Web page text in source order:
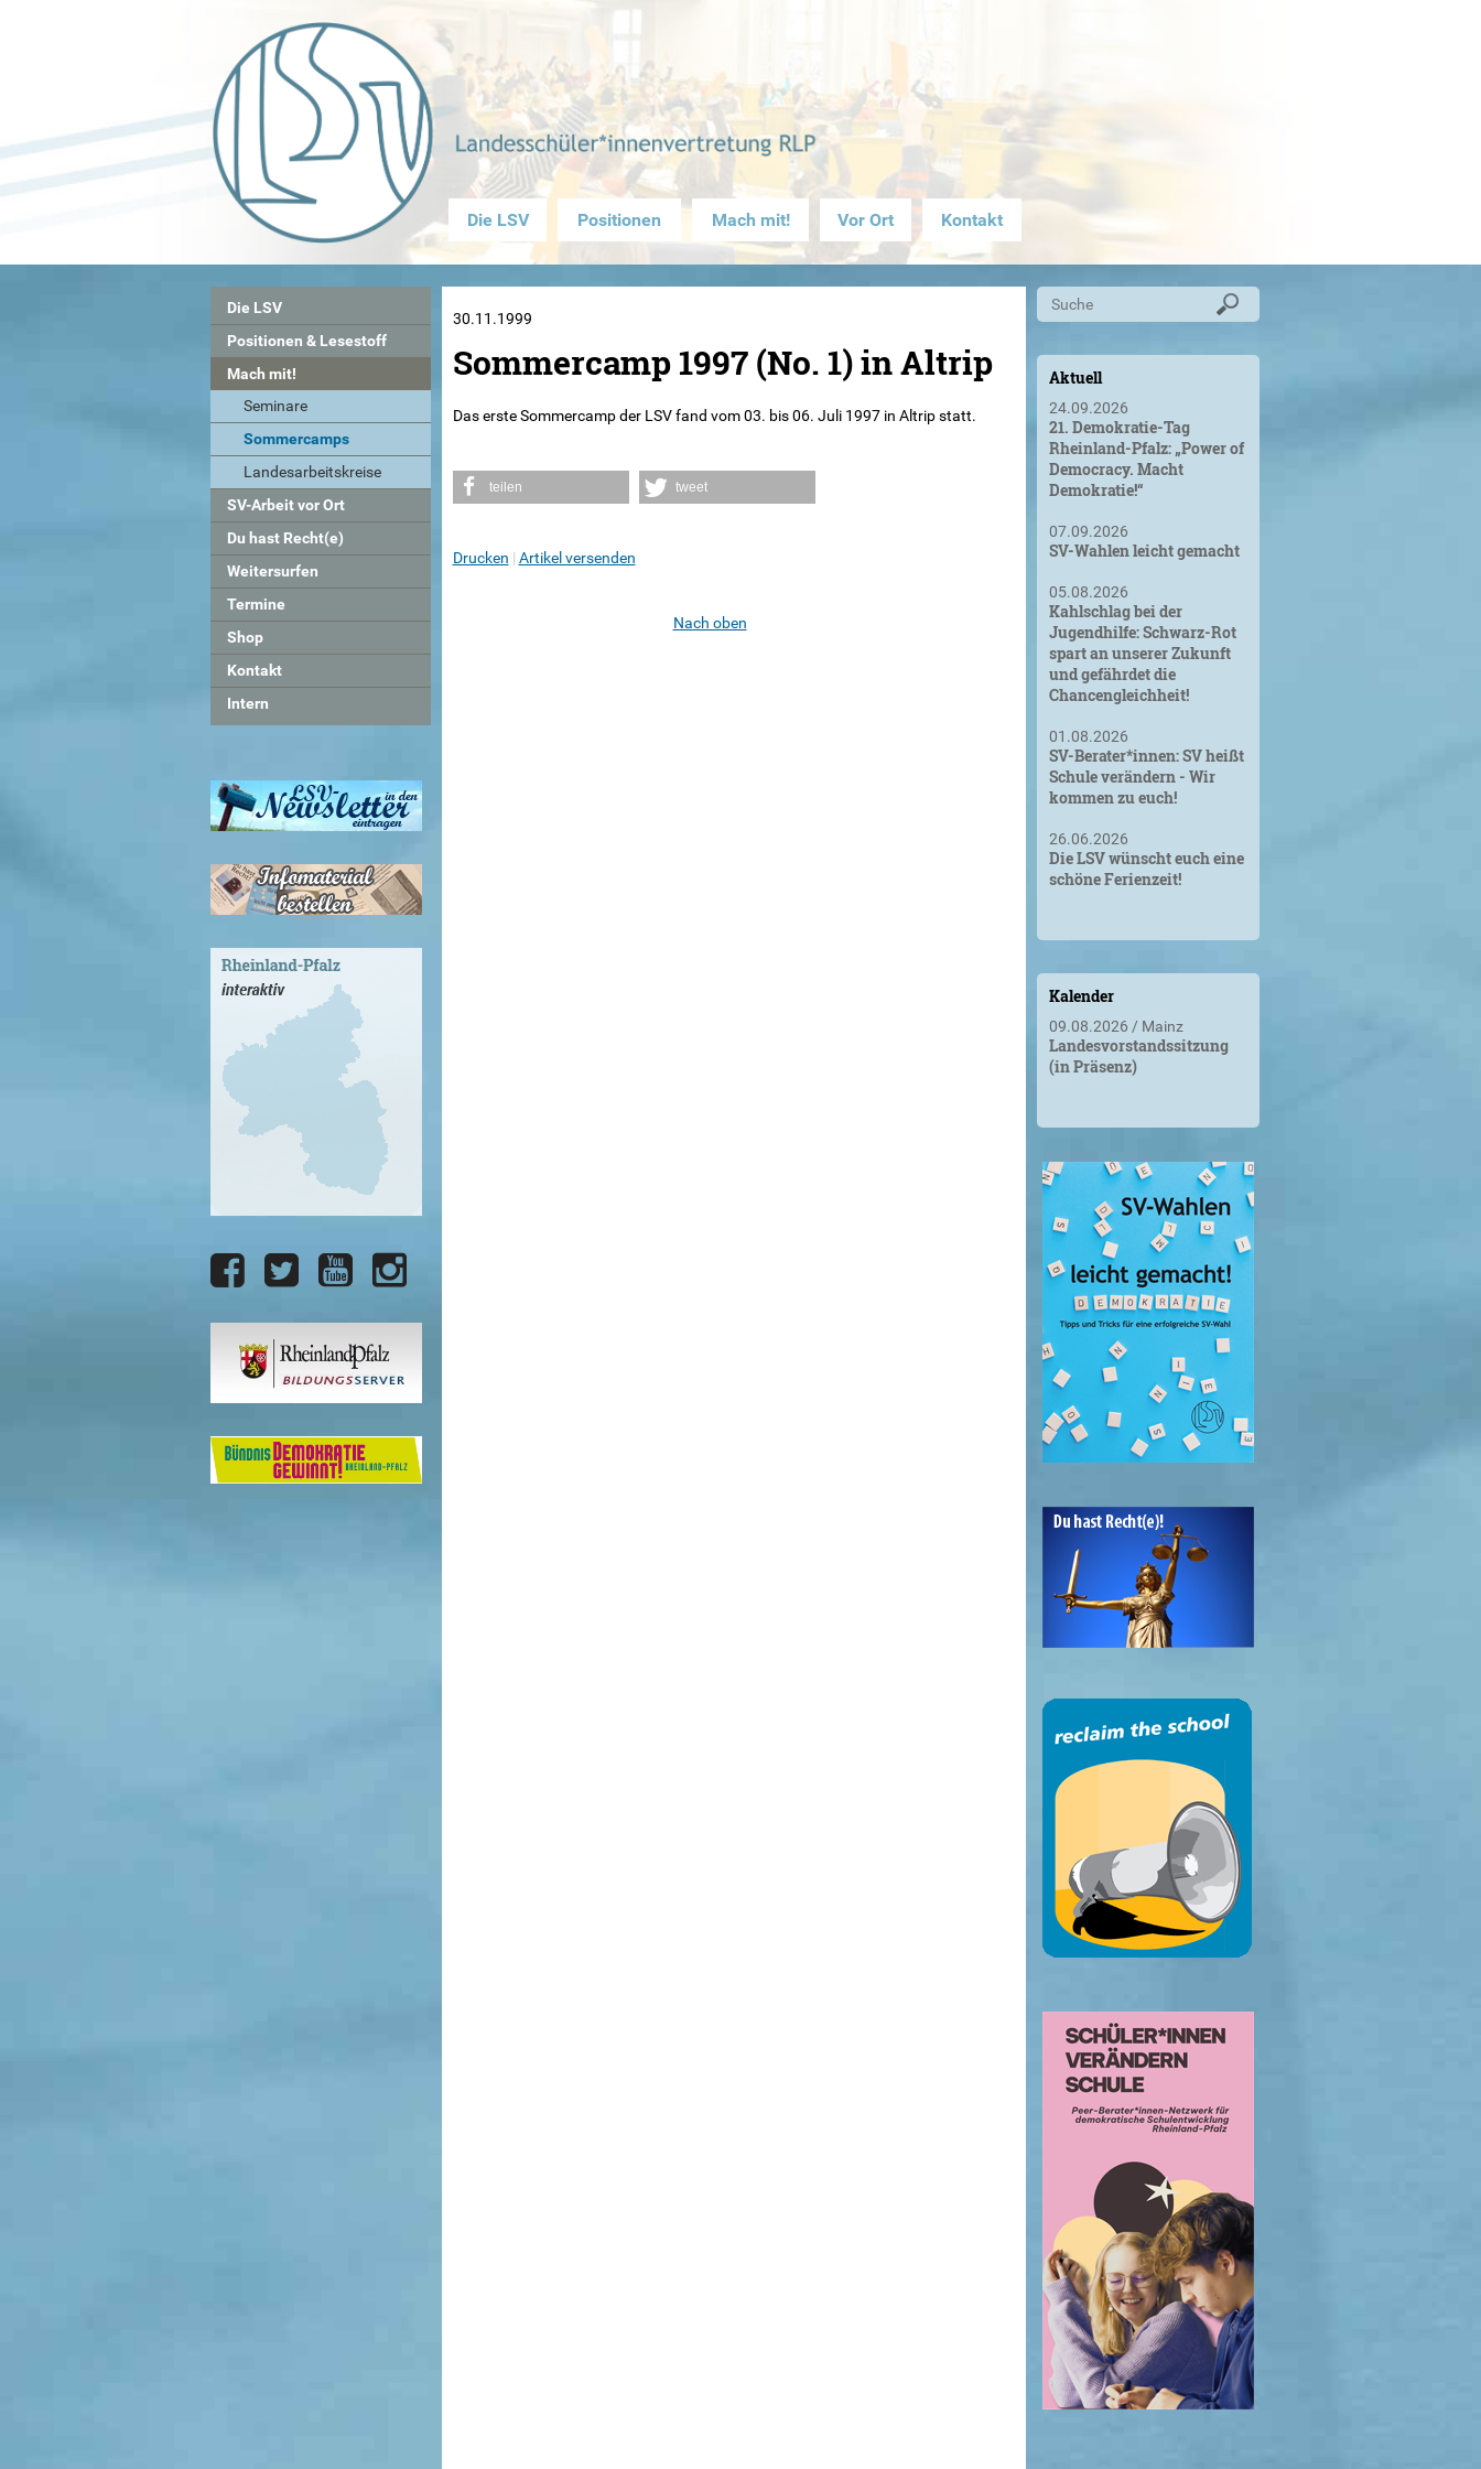
Die LSV Positionen Mach mit! Vor Ort Kontakt
Die LSV
Positionen & Lesestoff
Mach mit!
Seminare
Sommercamps
Landesarbeitskreise
SV-Arbeit vor Ort
Du hast Recht(e)
Weitersurfen
Termine
Shop
Kontakt
Intern
30.11.1999
Sommercamp 1997 (No. 1) in Altrip
Das erste Sommercamp der LSV fand vom 03. bis 06. Juli 1997 in Altrip statt.
teilen tweet
Drucken Artikel versenden
Nach oben
Aktuell
24.09.2026
21. Demokratie-Tag
Rheinland-Pfalz: „Power of
Democracy. Macht
Demokratie!“
07.09.2026
SV-Wahlen leicht gemacht
05.08.2026
Kahlschlag bei der
Jugendhilfe: Schwarz-Rot
spart an unserer Zukunft
und gefährdet die
Chancengleichheit!
01.08.2026
SV-Berater*innen: SV heißt
Schule verändern - Wir
kommen zu euch!
26.06.2026
Die LSV wünscht euch eine
schöne Ferienzeit!
Kalender
09.08.2026 Mainz
Landesvorstandssitzung
(in Präsenz)